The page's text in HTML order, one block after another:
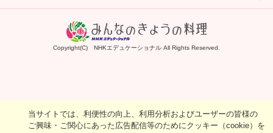
Copyright(C) NHKエデュケーショナル All Rights Reserved.
当サイトでは、利便性の向上、利用分析およびユーザーの皆様の
ご興味・ご関心にあった広告配信等のためにクッキー（cookie）を